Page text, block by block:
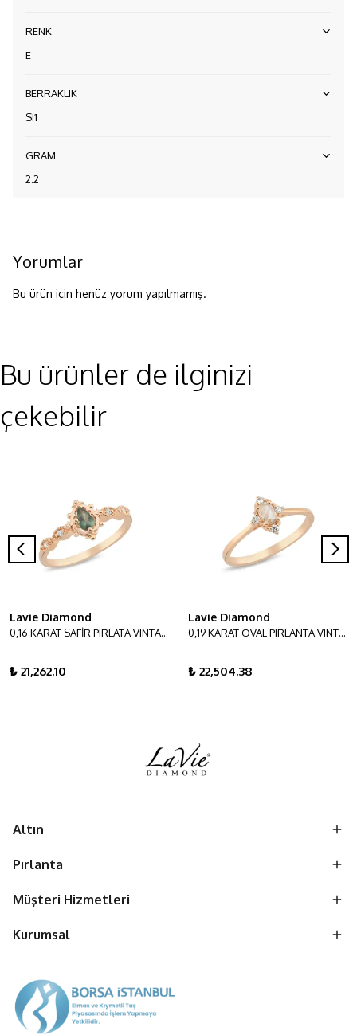
RENK
E
BERRAKLIK
SI1
GRAM
2.2
Yorumlar
Bu ürün için henüz yorum yapılmamış.
Bu ürünler de ilginizi
çekebilir
Lavie Diamond
0,16 KARAT SAFİR PIRLATA VINTAGE YÜZÜK
₺ 21,262.10
Lavie Diamond
0,19 KARAT OVAL PIRLANTA VINTAGE YÜZÜK
₺ 22,504.38
Altın
Pırlanta
Müşteri Hizmetleri
Kurumsal